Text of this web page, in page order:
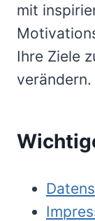
mit
Ihre Ziele
verändern.